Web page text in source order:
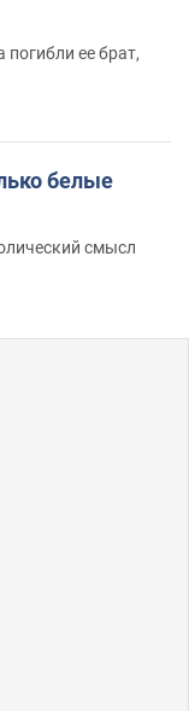
погибли ее брат,
белые
смысл